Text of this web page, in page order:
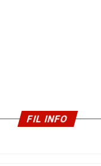
FIL INFO